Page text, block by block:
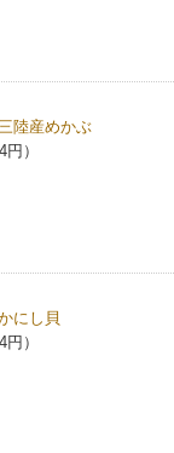
陸産めかぶ
）
にし貝
）